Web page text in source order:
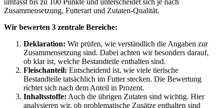
Zusammensetzung, Futterart und Zutaten-Qualität.
Wir bewerten 3 zentrale Bereiche:
Deklaration: Wir prüfen, wie verständlich die Angaben zur
Zusammensetzung sind. Dabei achten wir besonders darauf,
ob klar ist, welche Bestandteile enthalten sind.
Fleischanteil: Entscheidend ist, wie viele tierische
Bestandteile tatsächlich im Futter stecken. Die Bewertung
richtet sich nach dem Anteil in Prozent.
Inhaltsstoffe: Auch die übrigen Zutaten sind wichtig. Hier
analysieren wir, ob problematische Zusätze enthalten sind